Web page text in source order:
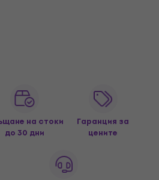
на стоки
до 30 дни
Гаранция за
цените